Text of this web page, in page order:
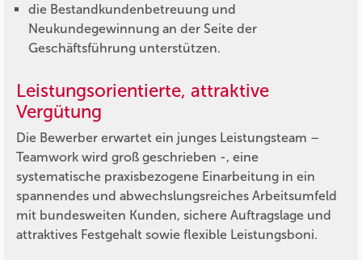
die Bestandkundenbetreuung und
Neukundegewinnung an der Seite der
Geschäftsführung unterstützen.
Leistungsorientierte, attraktive
Vergütung
Die Bewerber erwartet ein junges Leistungsteam –
Teamwork wird groß geschrieben -, eine
systematische praxisbezogene Einarbeitung in ein
spannendes und abwechslungsreiches Arbeitsumfeld
mit bundesweiten Kunden, sichere Auftragslage und
attraktives Festgehalt sowie flexible Leistungsboni.